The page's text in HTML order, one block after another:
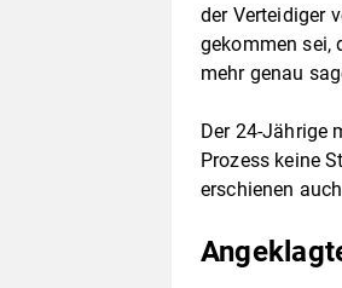
der Verteidiger
gekommen sei,
mehr genau
Der 24-Jährige
Prozess keine
erschienen